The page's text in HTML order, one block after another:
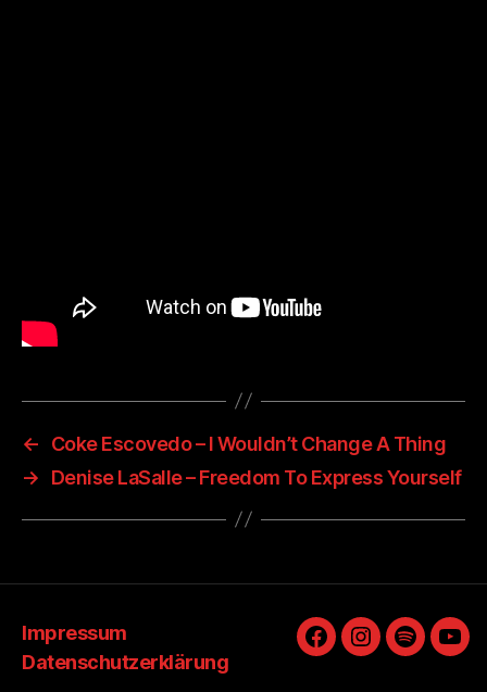
←
Coke Escovedo – I Wouldn’t Change A Thing
→
Denise LaSalle – Freedom To Express Yourself
Impressum
Datenschutzerklärung
FacebookInstagram
Spotify